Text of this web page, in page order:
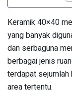
Keramik 40×40
yang banyak
dan serbaguna
berbagai jenis
terdapat sejumlah
area tertentu.